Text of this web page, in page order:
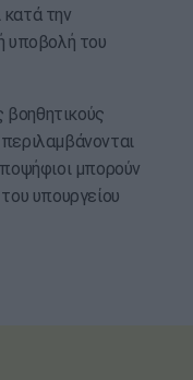
την
υποβολή του
βοηθητικούς
μπορούν
υπουργείου